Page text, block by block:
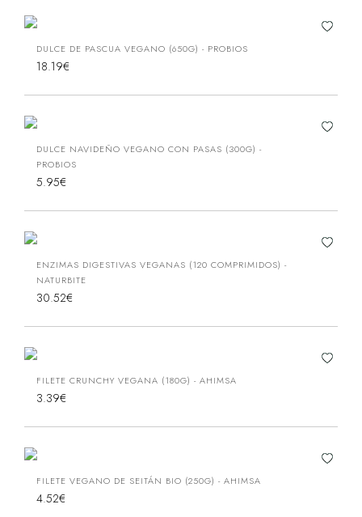
DULCE DE PASCUA VEGANO (650G) - PROBIOS
18.19€
DULCE NAVIDEÑO VEGANO CON PASAS (300G) -
PROBIOS
5.95€
ENZIMAS DIGESTIVAS VEGANAS (120 COMPRIMIDOS) -
NATURBITE
30.52€
FILETE CRUNCHY VEGANA (180G) - AHIMSA
3.39€
FILETE VEGANO DE SEITÁN BIO (250G) - AHIMSA
4.52€